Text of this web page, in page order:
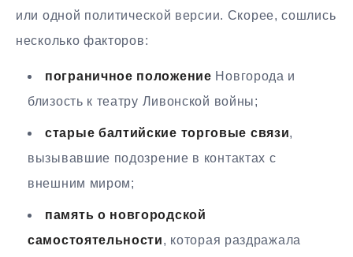
или одной политической версии. Скорее, сошлись
несколько факторов:
пограничное положение Новгорода и
близость к театру Ливонской войны;
старые балтийские торговые связи,
вызывавшие подозрение в контактах с
внешним миром;
память о новгородской
самостоятельности, которая раздражала